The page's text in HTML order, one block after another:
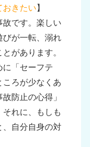
おきたい】
です。楽しい
びが一転、溺れ
があります。
に「セーフテ
ころが少なくあ
防止の心得」
れに、もしも
、自分自身の対